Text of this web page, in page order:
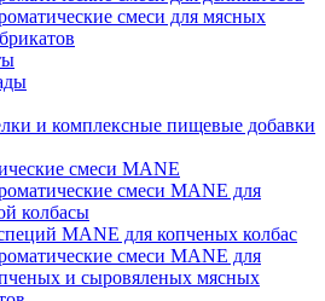
смеси для мясных
и комплексные пищевые добавки
смеси MANE
смеси MANE для
колбасы
MANE для копченых колбас
смеси MANE для
и сыровяленых мясных